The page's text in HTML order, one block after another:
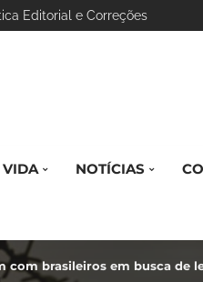
Editorial e Correções
VIDA NOTÍCIAS
com brasileiros em busca de